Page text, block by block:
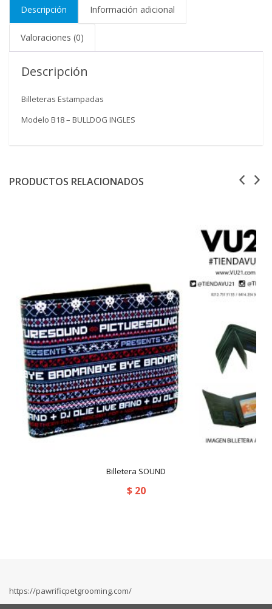
Descripción Información adicional
Valoraciones (0)
Descripción
Billeteras Estampadas
Modelo B18 – BULLDOG INGLES
PRODUCTOS RELACIONADOS
Billetera SOUND
$20
https://pawrificpetgrooming.com/